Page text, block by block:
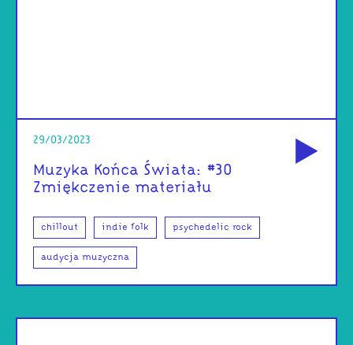
29/03/2023
Muzyka Końca Świata: #30
Zmiękczenie materiału
chillout indie folk psychedelic rock
audycja muzyczna